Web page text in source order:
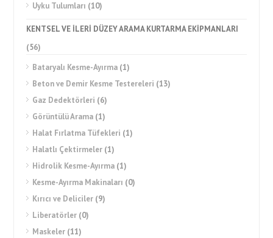
Uyku Tulumları (10)
KENTSEL VE İLERİ DÜZEY ARAMA KURTARMA EKİPMANLARI
(56)
Bataryalı Kesme-Ayırma (1)
Beton ve Demir Kesme Testereleri (13)
Gaz Dedektörleri (6)
Görüntülü Arama (1)
Halat Fırlatma Tüfekleri (1)
Halatlı Çektirmeler (1)
Hidrolik Kesme-Ayırma (1)
Kesme-Ayırma Makinaları (0)
Kırıcı ve Deliciler (9)
Liberatörler (0)
Maskeler (11)